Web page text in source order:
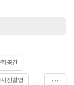
공간
진촬영